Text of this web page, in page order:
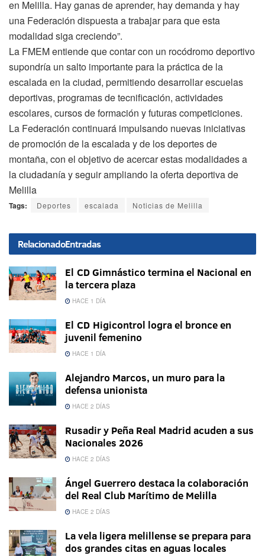
en Melilla. Hay ganas de aprender, hay demanda y hay
una Federación dispuesta a trabajar para que esta
modalidad siga creciendo”.
La FMEM entiende que contar con un rocódromo deportivo
supondría un salto importante para la práctica de la
escalada en la ciudad, permitiendo desarrollar escuelas
deportivas, programas de tecnificación, actividades
escolares, cursos de formación y futuras competiciones.
La Federación continuará impulsando nuevas iniciativas
de promoción de la escalada y de los deportes de
montaña, con el objetivo de acercar estas modalidades a
la ciudadanía y seguir ampliando la oferta deportiva de
Melilla
Tags: Deportes escalada Noticias de Melilla
RelacionadoEntradas
El CD Gimnástico termina el Nacional en
la tercera plaza
HACE 1 DÍA
El CD Higicontrol logra el bronce en
juvenil femenino
HACE 1 DÍA
Alejandro Marcos, un muro para la
defensa unionista
HACE 2 DÍAS
Rusadir y Peña Real Madrid acuden a sus
Nacionales 2026
HACE 2 DÍAS
Ángel Guerrero destaca la colaboración
del Real Club Marítimo de Melilla
HACE 2 DÍAS
La vela ligera melillense se prepara para
dos grandes citas en aguas locales